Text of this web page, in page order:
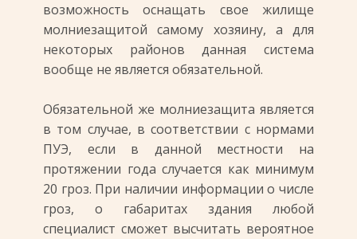
возможность оснащать свое жилище
молниезащитой самому хозяину, а для
некоторых районов данная система
вообще не является обязательной.
Обязательной же молниезащита является
в том случае, в соответствии с нормами
ПУЭ, если в данной местности на
протяжении года случается как минимум
20 гроз. При наличии информации о числе
гроз, о габаритах здания любой
специалист сможет высчитать вероятное